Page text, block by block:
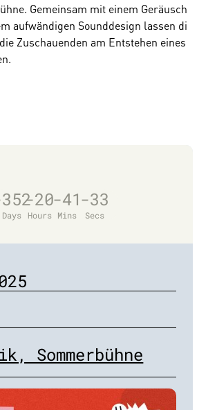
Gemeinsam mit einem Geräusch
aufwändigen Sounddesign lassen di
Zuschauenden am Entstehen eines
Days
-20
Hours
-41
Mins
-33
Secs
Sommerbühne